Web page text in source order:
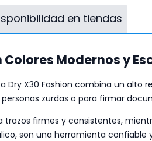
en tiendas
Modernos y
Dry X30 Fashion combina un
zurdas o para firmar
firmes y consistentes,
son una herramienta confiable